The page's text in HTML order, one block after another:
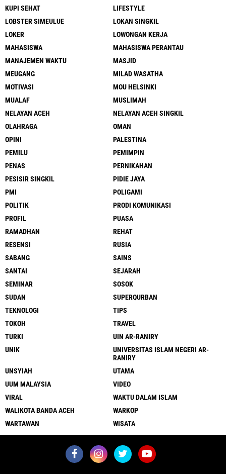
KUPI SEHAT
LIFESTYLE
LOBSTER SIMEULUE
LOKAN SINGKIL
LOKER
LOWONGAN KERJA
MAHASISWA
MAHASISWA PERANTAU
MANAJEMEN WAKTU
MASJID
MEUGANG
MILAD WASATHA
MOTIVASI
MOU HELSINKI
MUALAF
MUSLIMAH
NELAYAN ACEH
NELAYAN ACEH SINGKIL
OLAHRAGA
OMAN
OPINI
PALESTINA
PEMILU
PEMIMPIN
PENAS
PERNIKAHAN
PESISIR SINGKIL
PIDIE JAYA
PMI
POLIGAMI
POLITIK
PRODI KOMUNIKASI
PROFIL
PUASA
RAMADHAN
REHAT
RESENSI
RUSIA
SABANG
SAINS
SANTAI
SEJARAH
SEMINAR
SOSOK
SUDAN
SUPERQURBAN
TEKNOLOGI
TIPS
TOKOH
TRAVEL
TURKI
UIN AR-RANIRY
UNIK
UNIVERSITAS ISLAM NEGERI AR-
RANIRY
UNSYIAH
UTAMA
UUM MALAYSIA
VIDEO
VIRAL
WAKTU DALAM ISLAM
WALIKOTA BANDA ACEH
WARKOP
WARTAWAN
WISATA